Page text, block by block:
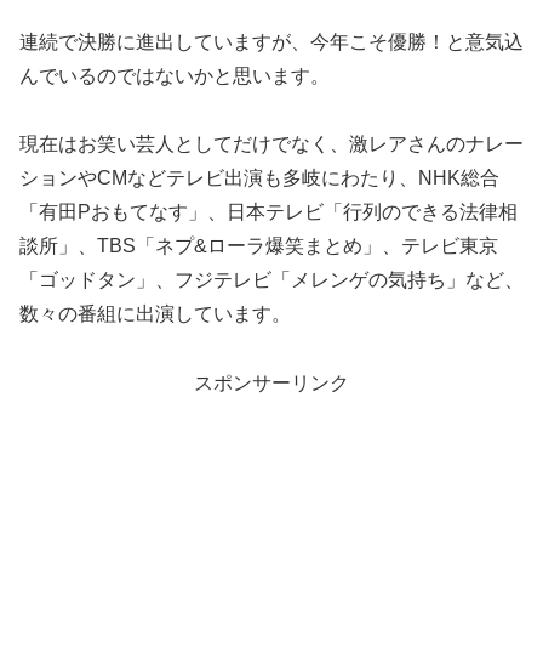
連続で決勝に進出していますが、今年こそ優勝！と意気込
んでいるのではないかと思います。
現在はお笑い芸人としてだけでなく、激レアさんのナレー
ションやCMなどテレビ出演も多岐にわたり、NHK総合
「有田Pおもてなす」、日本テレビ「行列のできる法律相
談所」、TBS「ネプ&ローラ爆笑まとめ」、テレビ東京
「ゴッドタン」、フジテレビ「メレンゲの気持ち」など、
数々の番組に出演しています。
スポンサーリンク